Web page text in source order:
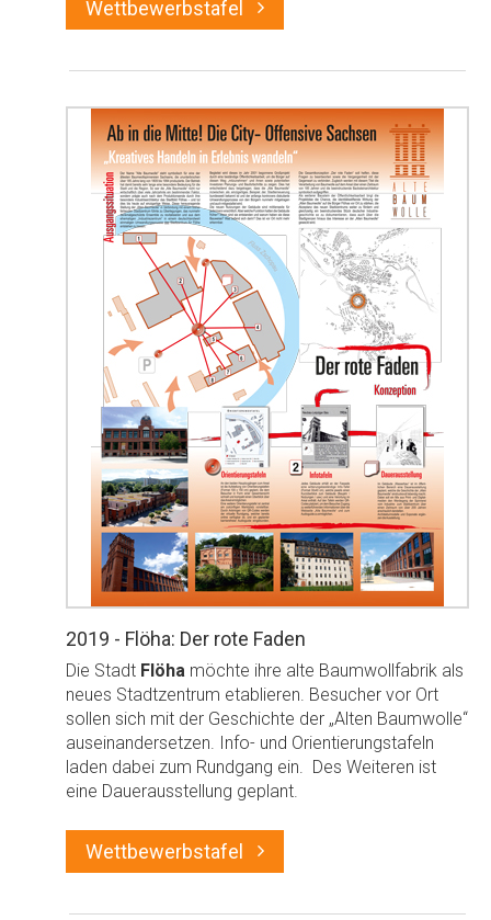
Wettbewerbstafel
2019 - Flöha: Der rote Faden
Die Stadt Flöha möchte ihre alte Baumwollfabrik als
neues Stadtzentrum etablieren. Besucher vor Ort
sollen sich mit der Geschichte der „Alten Baumwolle“
auseinandersetzen. Info- und Orientierungstafeln
laden dabei zum Rundgang ein. Des Weiteren ist
eine Dauerausstellung geplant.
Wettbewerbstafel